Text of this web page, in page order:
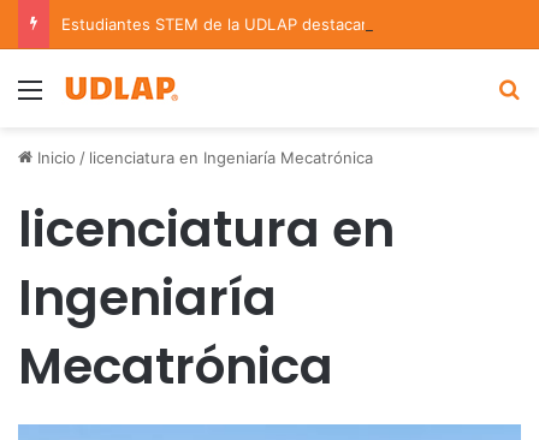
Menu
Inicio / licenciatura en Ingeniaría Mecatrónica
licenciatura en
Ingeniaría
Mecatrónica